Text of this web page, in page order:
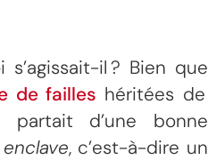
il ? Bien que
de failles héritées de
partait d’une bonne
enclave, c’est-à-dire un